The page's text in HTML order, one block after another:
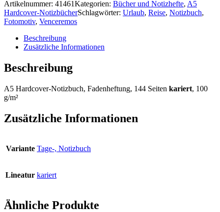
Artikelnummer: 41461Kategorien: Bücher und Notizhefte, A5
Hardcover-NotizbücherSchlagwörter: Urlaub, Reise, Notizbuch,
Fotomotiv, Venceremos
Beschreibung
Zusätzliche Informationen
Beschreibung
A5 Hardcover-Notizbuch, Fadenheftung, 144 Seiten kariert, 100
g/m²
Zusätzliche Informationen
Variante Tage-, Notizbuch
Lineatur kariert
Ähnliche Produkte